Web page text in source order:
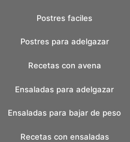
Postres faciles
Postres para adelgazar
Recetas con avena
Ensaladas para adelgazar
Ensaladas para bajar de peso
Recetas con ensaladas